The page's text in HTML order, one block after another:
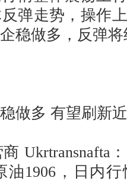
弹走势，操作
稳做多，反弹
多 有望刷新
油1906，日内